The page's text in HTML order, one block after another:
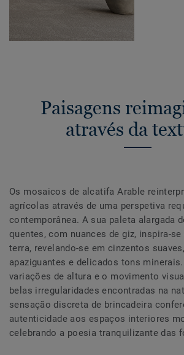
Paisagens
através da
Os mosaicos de alcatifa Arable
agrícolas através de uma perspetiva
contemporânea. A sua paleta alargada
quentes, com nuances de giz, inspira-
terra, revelando-se em cinzentos
apaziguantes e delicados tons
variações de altura e o movimento
belas irregularidades encontradas na
sensação discreta de brincadeira
autenticidade aos espaços interiores
celebrando a poesia tranquilizante das